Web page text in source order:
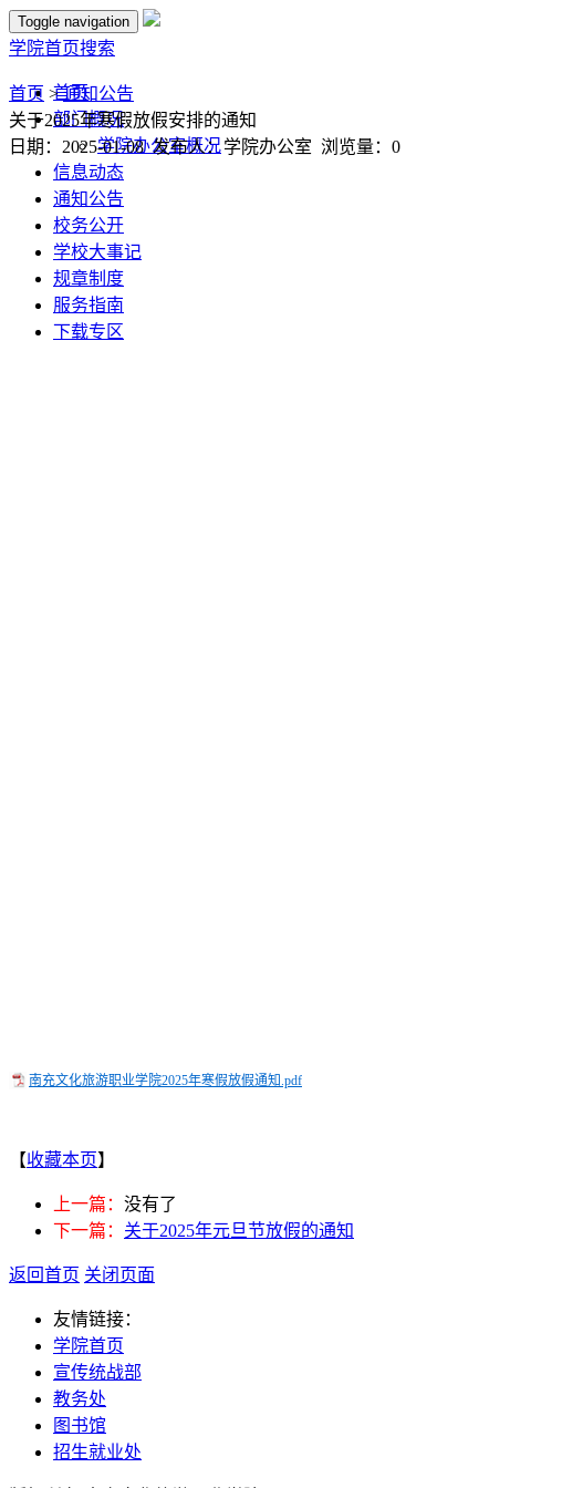
Toggle navigation
学院首页搜索
首页
部门概况
学院办公室概况
信息动态
通知公告
校务公开
学校大事记
规章制度
服务指南
下载专区
首页 >通知公告
关于2025年寒假放假安排的通知
日期：2025-01-08 发布人：学院办公室 浏览量： 0
南充文化旅游职业学院2025年寒假放假通知.pdf
【收藏本页】
上一篇： 没有了
下一篇： 关于2025年元旦节放假的通知
返回首页 关闭页面
友情链接：
学院首页
宣传统战部
教务处
图书馆
招生就业处